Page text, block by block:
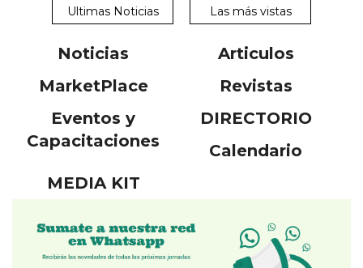
Ultimas Noticias Las más vistas
Noticias
Articulos
MarketPlace
Revistas
Eventos y
Capacitaciones
DIRECTORIO
Calendario
MEDIA KIT